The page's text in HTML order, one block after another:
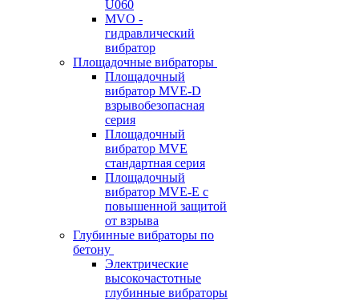
U060
MVO -
гидравлический
вибратор
Площадочные вибраторы
Площадочный
вибратор MVE-D
взрывобезопасная
серия
Площадочный
вибратор MVE
стандартная серия
Площадочный
вибратор MVE-E с
повышенной защитой
от взрыва
Глубинные вибраторы по
бетону
Электрические
высокочастотные
глубинные вибраторы